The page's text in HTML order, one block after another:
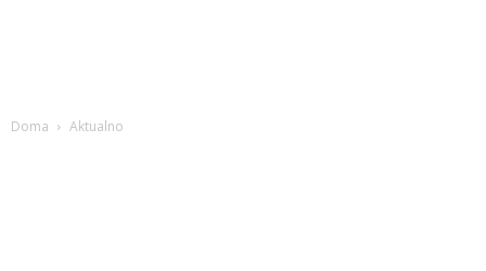
Doma Aktualno